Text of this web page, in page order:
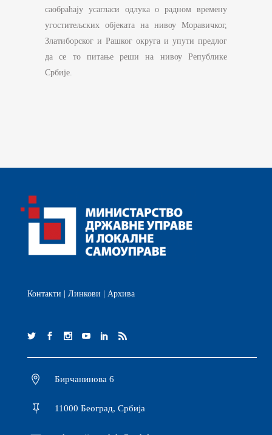
саобраћају усагласи одлука о радном времену
угоститељских објеката на нивоу Моравичког,
Златиборског и Рашког округа и упути предлог
да се то питање реши на нивоу Републике
Србије.
Контакти Линкови Архива
Бирчанинова 6
11000 Београд, Србија